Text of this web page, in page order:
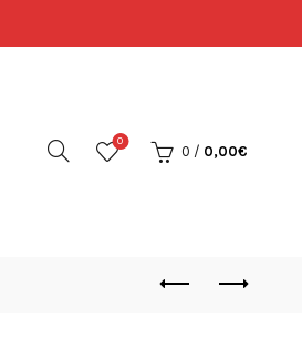
0
0 / 0,00€